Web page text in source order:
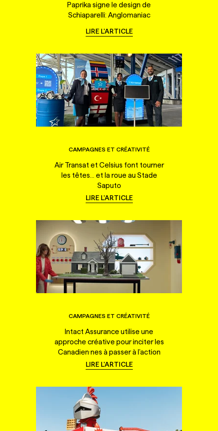
Paprika signe le design de
Schiaparelli: Anglomaniac
LIRE L'ARTICLE
CAMPAGNES ET CRÉATIVITÉ
Air Transat et Celsius font tourner
les têtes... et la roue au Stade
Saputo
LIRE L'ARTICLE
CAMPAGNES ET CRÉATIVITÉ
Intact Assurance utilise une
approche créative pour inciter les
Canadien·nes à passer à l'action
LIRE L'ARTICLE